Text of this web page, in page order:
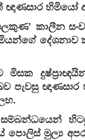
හිමියෝ
කාලීන
මිසක
පැවසු
සම්බන්ධයෙන්
පොලිස් මුල්‍ය